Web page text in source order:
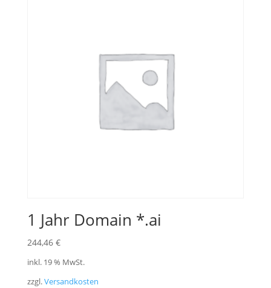
1 Jahr Domain *.ai
244,46 €
inkl. 19 % MwSt.
zzgl.Versandkosten